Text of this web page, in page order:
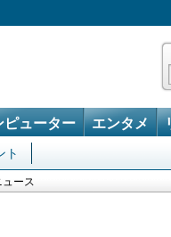
ピューター エンタメ
ト
ース